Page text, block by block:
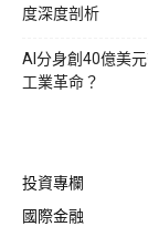
度深度剖析
AI分身創40億美
工業革命？
投資專欄
國際金融